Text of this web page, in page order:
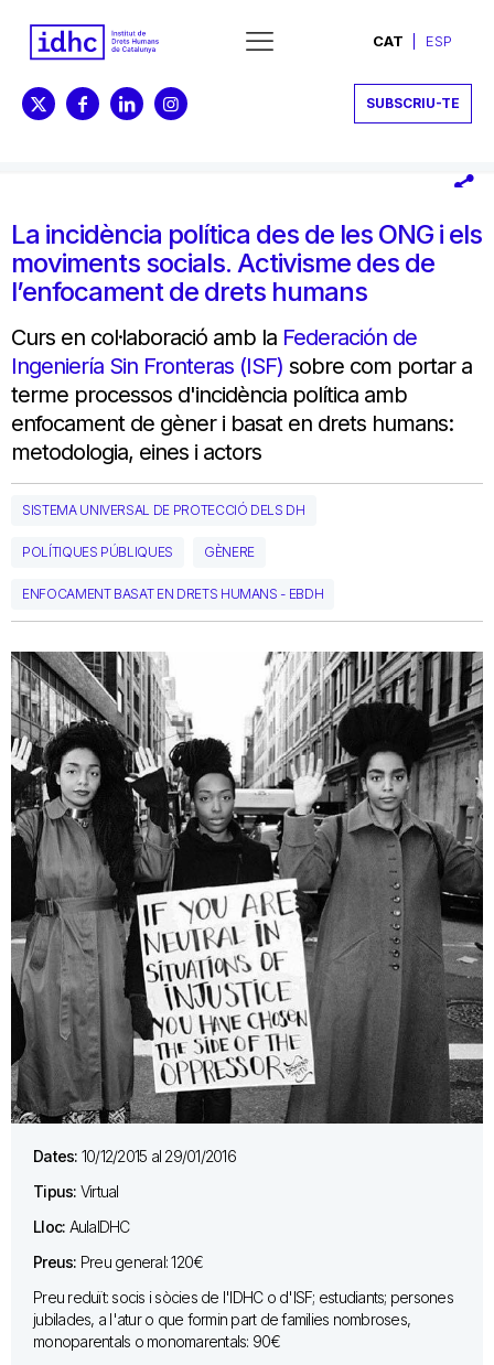
CAT ESP
SUBSCRIU-TE
La incidència política des de les ONG i els
moviments socials. Activisme des de
l’enfocament de drets humans
Curs en col·laboració amb la Federación de
Ingeniería Sin Fronteras (ISF) sobre com portar a
terme processos d'incidència política amb
enfocament de gèner i basat en drets humans:
metodologia, eines i actors
SISTEMA UNIVERSAL DE PROTECCIÓ DELS DH
POLÍTIQUES PÚBLIQUES GÈNERE
ENFOCAMENT BASAT EN DRETS HUMANS - EBDH
Dates: 10/12/2015 al 29/01/2016
Tipus: Virtual
Lloc: AulaIDHC
Preus: Preu general: 120€
Preu reduït: socis i sòcies de l'IDHC o d'ISF; estudiants; persones
jubilades, a l'atur o que formin part de families nombroses,
monoparentals o monomarentals: 90€